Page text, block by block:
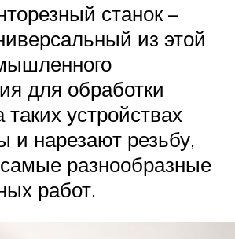
станок –
из этой
для обработки
устройствах
и нарезают резьбу,
разнообразные
работ.